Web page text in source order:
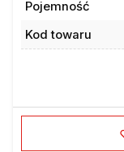
Pojemność
Kod towaru